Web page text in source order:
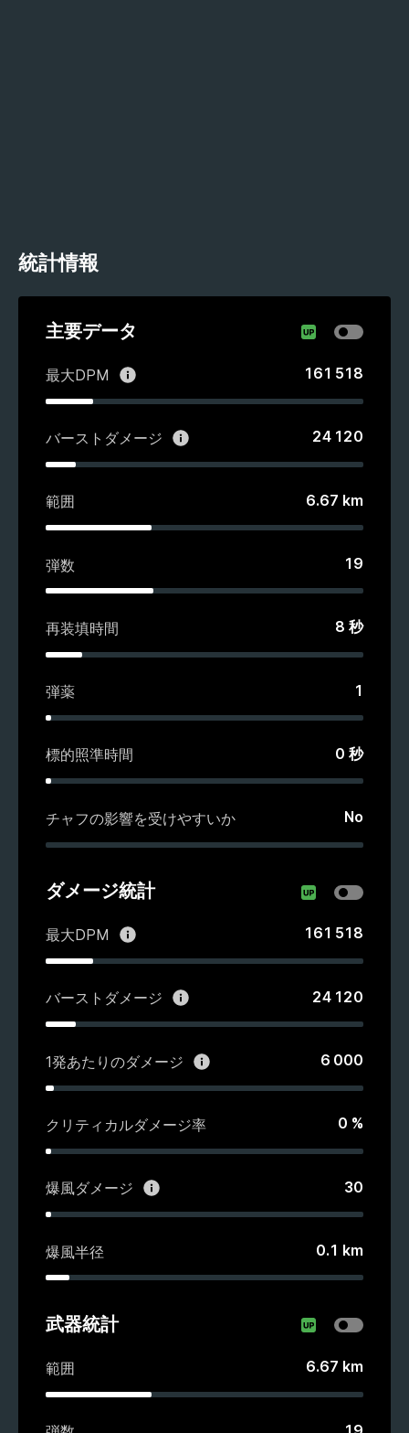
統計情報
主要データ
最大DPM 161 518
バーストダメージ 24 120
範囲 6.67 km
弾数 19
再装填時間 8 秒
弾薬 1
標的照準時間 0 秒
チャフの影響を受けやすいか No
ダメージ統計
最大DPM 161 518
バーストダメージ 24 120
1発あたりのダメージ 6 000
クリティカルダメージ率 0 %
爆風ダメージ 30
爆風半径 0.1 km
武器統計
範囲 6.67 km